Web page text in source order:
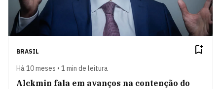
BRASIL
Há 10 meses • 1 min de leitura
Alckmin fala em avanços na contenção do